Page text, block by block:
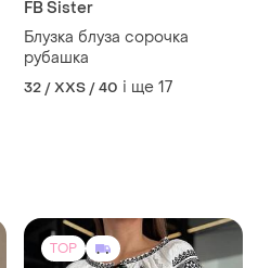
FB Sister
Блузка блуза сорочка
рубашка
32 / XXS / 40 і ще 17
TOP